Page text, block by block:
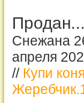
Продан...
Снежана
апреля
// Купи